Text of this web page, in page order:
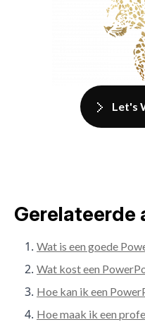
Let's
Gerelateerde
Wat is een goede
Wat kost een
Hoe kan ik een
Hoe maak ik een